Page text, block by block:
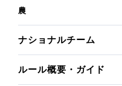
農
ナショナルチーム
ルール概要・ガイド